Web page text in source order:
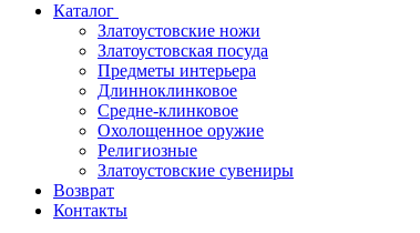
Каталог
Златоустовские ножи
Златоустовская посуда
Предметы интерьера
Длинноклинковое
Средне-клинковое
Охолощенное оружие
Религиозные
Златоустовские сувениры
Возврат
Контакты